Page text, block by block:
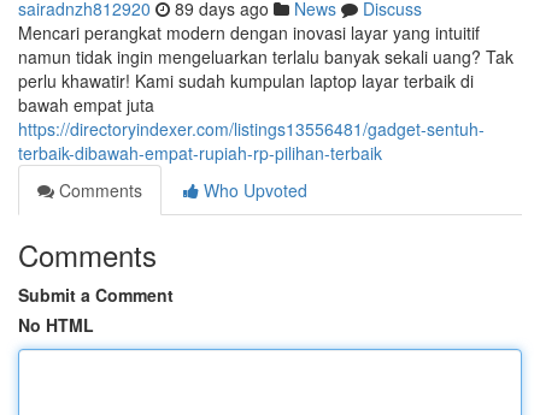
sairadnzh812920 89 days ago News
Discuss
Mencari perangkat modern dengan inovasi layar yang intuitif
namun tidak ingin mengeluarkan terlalu banyak sekali uang? Tak
perlu khawatir! Kami sudah kumpulan laptop layar terbaik di
bawah empat juta
https://directoryindexer.com/listings13556481/gadget-sentuh-
terbaik-dibawah-empat-rupiah-rp-pilihan-terbaik
Comments
Who Upvoted
Comments
Submit a Comment
No HTML